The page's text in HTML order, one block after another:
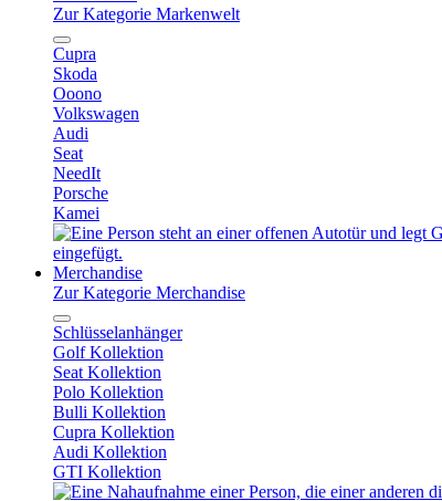
Zur Kategorie Markenwelt
Cupra
Skoda
Ooono
Volkswagen
Audi
Seat
NeedIt
Porsche
Kamei
Merchandise
Zur Kategorie Merchandise
Schlüsselanhänger
Golf Kollektion
Seat Kollektion
Polo Kollektion
Bulli Kollektion
Cupra Kollektion
Audi Kollektion
GTI Kollektion